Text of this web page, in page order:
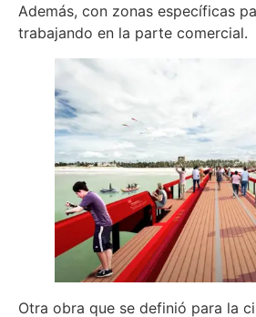
Además, con zonas específicas
trabajando en la parte comercial.
Otra obra que se definió para la